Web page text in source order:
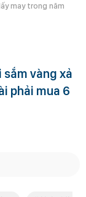
may trong năm
sắm vàng xả
phải mua 6